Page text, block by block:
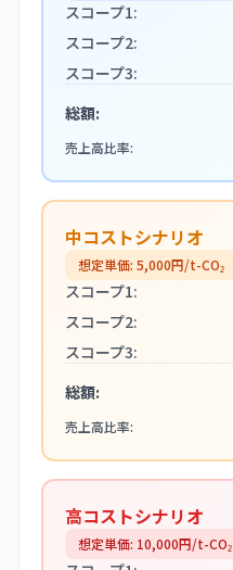
スコープ1:
スコープ2:
スコープ3:
総額:
売上高比率:
中コストシナリオ
想定単価: 5,000円/t-CO₂
スコープ1:
スコープ2:
スコープ3:
総額:
売上高比率:
高コストシナリオ
想定単価: 10,000円/t-CO₂